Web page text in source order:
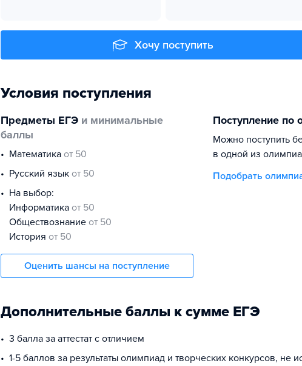
Хочу поступить
Условия поступления
Предметы ЕГЭ и минимальные
баллы
математика от 50
русский язык от 50
На выбор:
информатика от 50
обществознание от 50
история от 50
Оценить шансы на поступление
Поступление по
Можно поступить
в одной из
Подобрать
Дополнительные баллы к сумме ЕГЭ
3 балла за аттестат с отличием
1-5 баллов за результаты олимпиад и творческих конкурсов, не